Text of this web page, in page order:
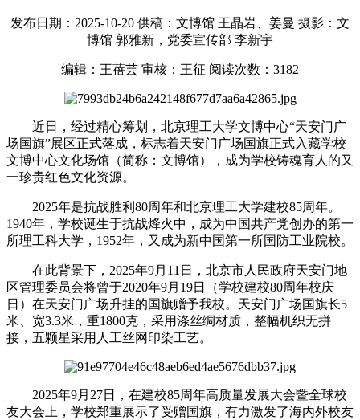
发布日期：2025-10-20 供稿：文博馆 王晶岩、姜曼 摄影：文
博馆 郭雅新，党委宣传部 李新宇
编辑：王蓓芸 审核：王征 阅读次数： 3182
近日，经过精心筹划，北京理工大学文博中心“天安门广
场国旗”展区正式落成，标志着天安门广场国旗正式入藏学校
文博中心文化场馆（简称：文博馆），成为学校铸魂育人的又
一珍贵红色文化资源。
2025年是抗战胜利80周年和北京理工大学建校85周年。
1940年，学校诞生于抗战烽火中，成为中国共产党创办的第一
所理工科大学，1952年，又成为新中国第一所国防工业院校。
在此背景下，2025年9月11日，北京市人民政府天安门地
区管理委员会将曾于2020年9月19日（学校建校80周年校庆
日）在天安门广场升挂的国旗赠予我校。天安门广场国旗长5
米、宽3.3米，重1800克，采用涤丝绸材质，整幅机织无拼
接，五颗星采用人工丝网印染工艺。
2025年9月27日，在建校85周年高质量发展大会暨全球校
友大会上，学校郑重展示了受赠国旗，有力激发了海内外校友